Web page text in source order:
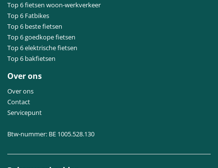
Top 6 fietsen woon-werkverkeer
Top 6 Fatbikes
Top 6 beste fietsen
Top 6 goedkope fietsen
Top 6 elektrische fietsen
Top 6 bakfietsen
Over ons
Over ons
Contact
Servicepunt
Btw-nummer: BE 1005.528.130